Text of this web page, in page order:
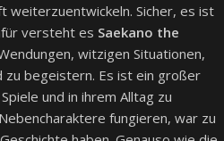
weiterzuentwickeln. Sicher, es ist
versteht es Saekano the
witzigen Situationen,
zu begeistern. Es ist ein großer
und in ihrem Alltag zu
fungieren, war zu